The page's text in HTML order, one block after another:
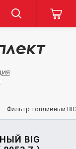
Фильтр топливный BIG
BIG